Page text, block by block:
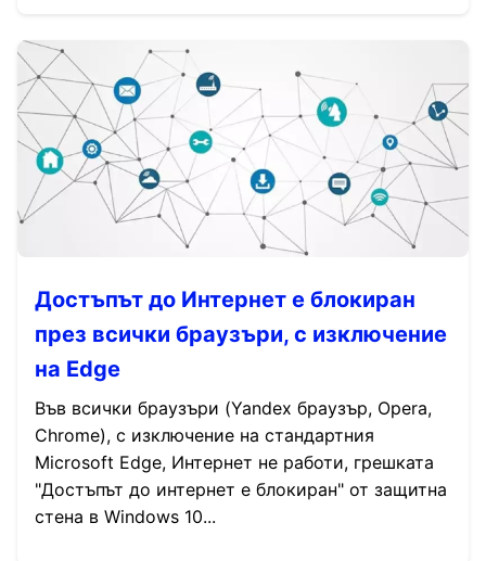
Достъпът до Интернет е блокиран
през всички браузъри, с изключение
на Edge
Във всички браузъри (Yandex браузър, Opera,
Chrome), с изключение на стандартния
Microsoft Edge, Интернет не работи, грешката
"Достъпът до интернет е блокиран" от защитна
стена в Windows 10...